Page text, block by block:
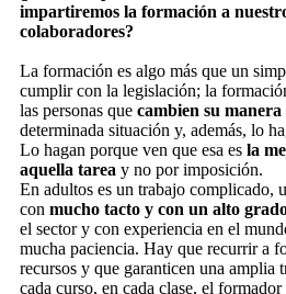
impartiremos la formación a
colaboradores?
La formación es algo más que un
cumplir con la legislación; la
las personas que cambien su
determinada situación y, además, lo
Lo hagan porque ven que esa es la
aquella tarea y no por imposición.
En adultos es un trabajo complicado,
con mucho tacto y con un alto
el sector y con experiencia en el
mucha paciencia. Hay que recurrir a
recursos y que garanticen una amplia
cada curso, en cada clase, el formador